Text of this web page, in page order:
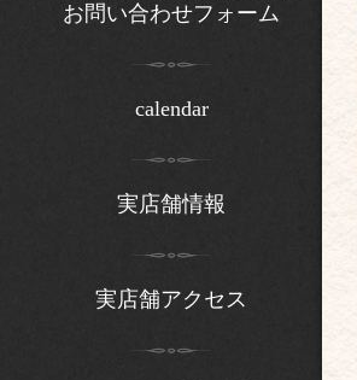
お問い合わせフォーム
calendar
実店舗情報
実店舗アクセス